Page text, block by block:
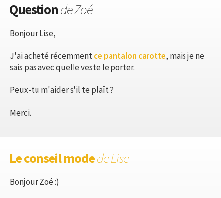
Questionde Zoé
Bonjour Lise,
J'ai acheté récemmentce pantalon carotte, mais je ne
sais pas avec quelle veste le porter.
Peux-tu m'aider s'il te plaît ?
Merci.
Le conseil modede Lise
Bonjour Zoé :)